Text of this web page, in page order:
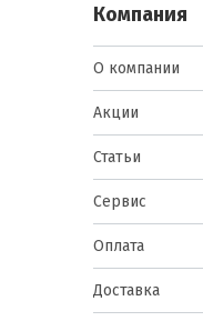
Компания
О компании
Акции
Статьи
Сервис
Оплата
Доставка